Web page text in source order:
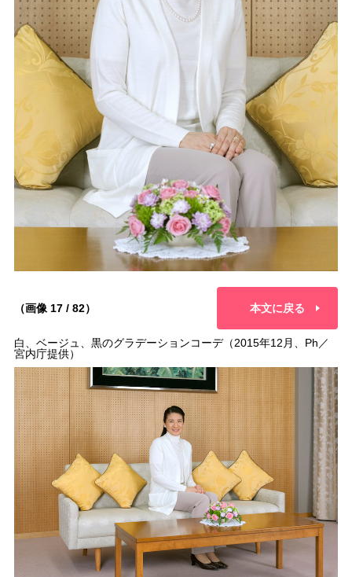
（画像 17 / 82） 本文に戻る
白、ベージュ、黒のグラデーションコーデ（2015年12月、Ph／
宮内庁提供）